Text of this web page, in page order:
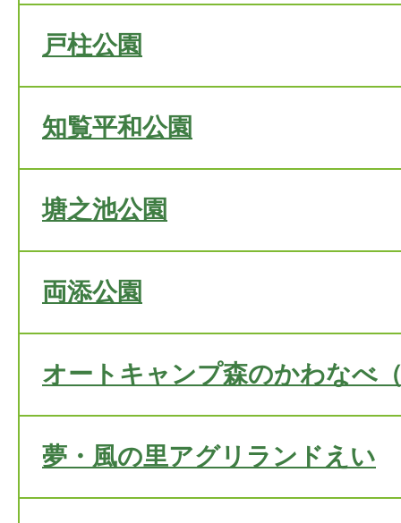
戸柱公園
知覧平和公園
塘之池公園
両添公園
オートキャンプ森のかわなべ
夢・風の里アグリランドえい